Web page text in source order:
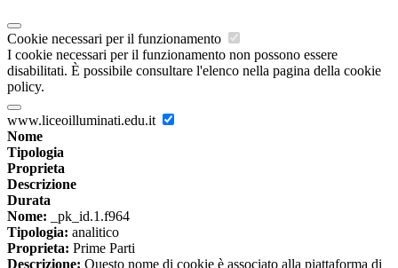
Cookie necessari per il funzionamento
I cookie necessari per il funzionamento non possono essere
disabilitati. È possibile consultare l'elenco nella pagina della cookie
policy.
www.liceoilluminati.edu.it
Nome
Tipologia
Proprieta
Descrizione
Durata
Nome: _pk_id.1.f964
Tipologia: analitico
Proprieta: Prime Parti
Descrizione: Questo nome di cookie è associato alla piattaforma di